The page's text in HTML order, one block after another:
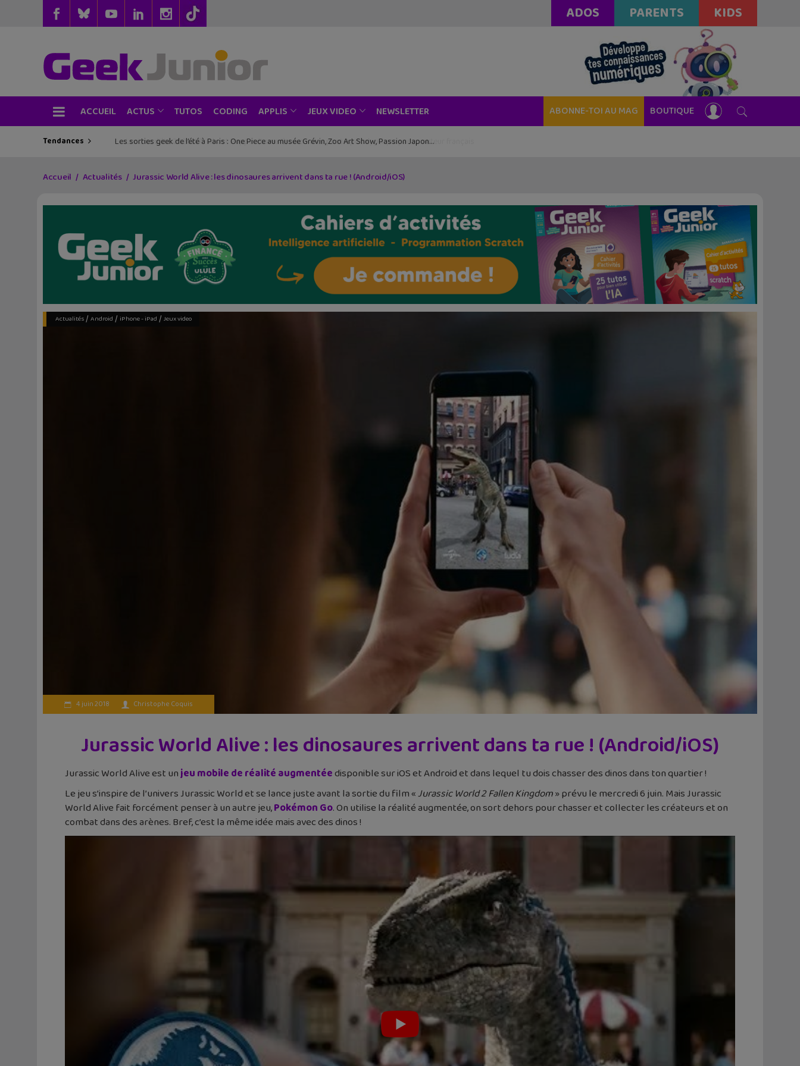
ADOS PARENTS KIDS
ACCUEIL ACTUS TUTOS CODING APPLIS JEUX VIDEO NEWSLETTER ABONNE-TOI AU MAG BOUTIQUE
Tendances Les sorties geek de l’été à Paris : One Piece au musée Grévin, Zoo Art Show, Passion Japon…
Accueil Actualités Jurassic World Alive : les dinosaures arrivent dans ta rue ! (Android/iOS)
Actualités/ Android / iPhone - iPad / Jeux video
4 juin 2018 Christophe Coquis
Jurassic World Alive : les dinosaures arrivent dans ta rue ! (Android/iOS)
Jurassic World Alive est unjeu mobile de réalité augmentéedisponible sur iOS et Android et dans lequel tu dois chasser des dinos dans ton quartier !
Le jeu s’inspire de l’univers Jurassic World et se lance juste avant la sortie du film «Jurassic World 2 Fallen Kingdom» prévu le mercredi 6 juin. Mais Jurassic
World Alive fait forcément penser à un autre jeu,Pokémon Go. On utilise la réalité augmentée, on sort dehors pour chasser et collecter les créateurs et on
combat dans des arènes. Bref, c’est la même idée mais avec des dinos !